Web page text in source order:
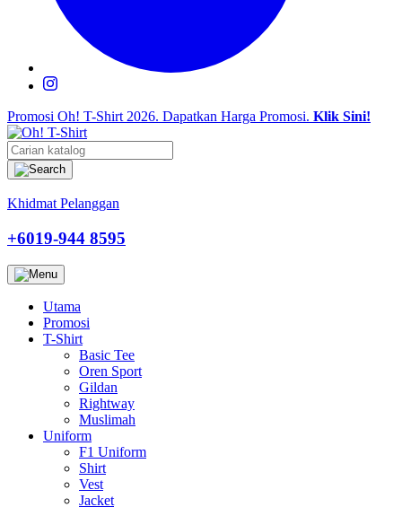
Promosi Oh! T-Shirt 2026. Dapatkan Harga Promosi. Klik Sini!
Khidmat Pelanggan
+6019-944 8595
Utama
Promosi
T-Shirt
Basic Tee
Oren Sport
Gildan
Rightway
Muslimah
Uniform
F1 Uniform
Shirt
Vest
Jacket